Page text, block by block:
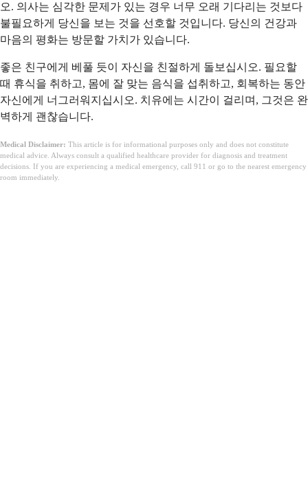
오. 의사는 심각한 문제가 있는 경우 너무 오래 기다리는 것보다
불필요하게 당신을 보는 것을 선호할 것입니다. 당신의 건강과
마음의 평화는 방문할 가치가 있습니다.
좋은 친구에게 베풀 듯이 자신을 친절하게 돌보십시오. 필요할
때 휴식을 취하고, 몸에 잘 맞는 음식을 섭취하고, 회복하는 동안
자신에게 너그러워지십시오. 치유에는 시간이 걸리며, 그것은 완
벽하게 괜찮습니다.
Medical Disclaimer: This article is for informational purposes only and does not constitute
medical advice. Always consult a qualified healthcare provider for diagnosis and treatment
decisions. If you are experiencing a medical emergency, call 911 or go to the nearest emergency
room immediately.